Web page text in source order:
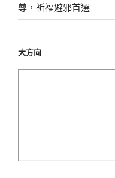
尊，祈福避邪首選
大方向